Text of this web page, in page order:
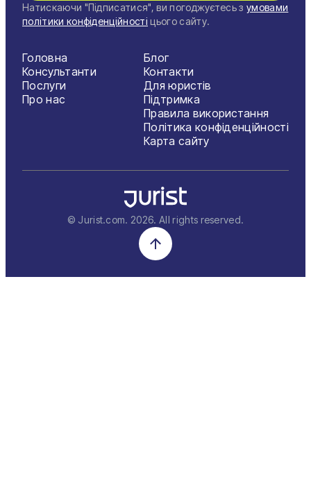
Натискаючи "Підписатися", ви погоджуєтесь з умовами
політики конфіденційності цього сайту.
Головна
Консультанти
Послуги
Про нас
Блог
Контакти
Для юристів
Підтримка
Правила використання
Політика конфіденційності
Карта сайту
© Jurist.com. 2026. All rights reserved.